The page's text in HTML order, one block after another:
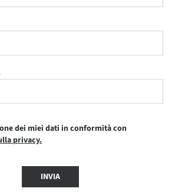
dei miei dati in conformità con
privacy.
INVIA